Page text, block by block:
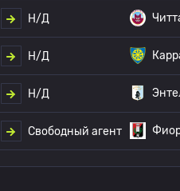
Н/Д
Н/Д
Н/Д
Свободный агент